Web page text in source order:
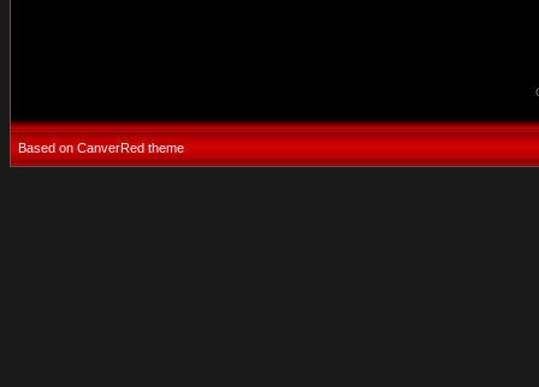
Based on CanverRed theme